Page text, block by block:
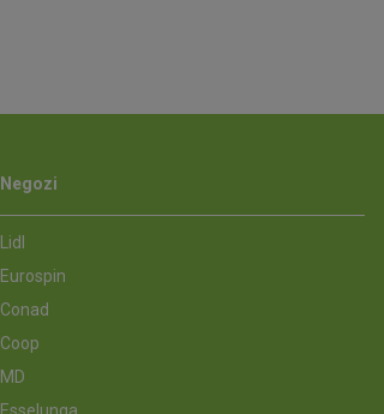
Negozi
Lidl
Eurospin
Conad
Coop
MD